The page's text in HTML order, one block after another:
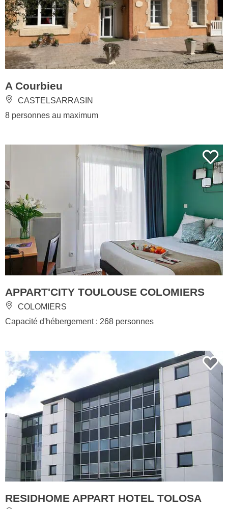
A Courbieu
CASTELSARRASIN
8 personnes au maximum
APPART'CITY TOULOUSE COLOMIERS
COLOMIERS
Capacité d'hébergement : 268 personnes
RESIDHOME APPART HOTEL TOLOSA